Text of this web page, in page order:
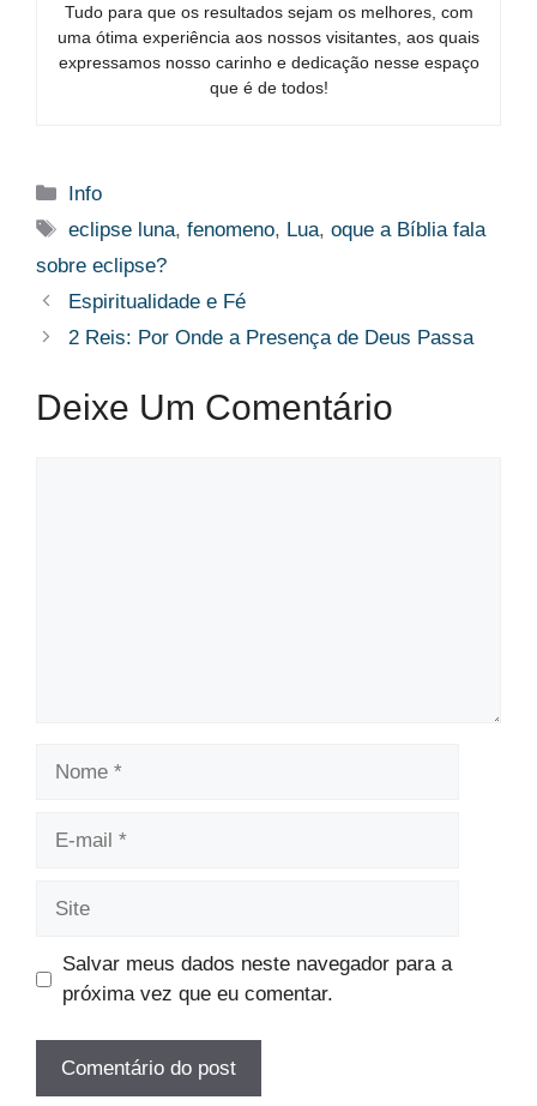
Tudo para que os resultados sejam os melhores, com
uma ótima experiência aos nossos visitantes, aos quais
expressamos nosso carinho e dedicação nesse espaço
que é de todos!
Categorias
Info
Tags
eclipse luna,fenomeno, Lua,oque a Bíblia fala
sobre eclipse?
Espiritualidade e Fé
2 Reis: Por Onde a Presença de Deus Passa
Deixe Um Comentário
Salvar meus dados neste navegador para a
próxima vez que eu comentar.